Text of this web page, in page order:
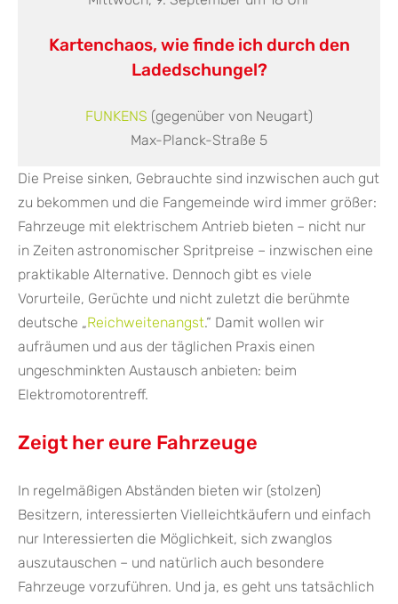
Kartenchaos, wie finde ich durch den
Ladedschungel?
FUNKENS (gegenüber von Neugart)
Max-Planck-Straße 5
Die Preise sinken, Gebrauchte sind inzwischen auch gut
zu bekommen und die Fangemeinde wird immer größer:
Fahrzeuge mit elektrischem Antrieb bieten – nicht nur
in Zeiten astronomischer Spritpreise – inzwischen eine
praktikable Alternative. Dennoch gibt es viele
Vorurteile, Gerüchte und nicht zuletzt die berühmte
deutsche „Reichweitenangst.“ Damit wollen wir
aufräumen und aus der täglichen Praxis einen
ungeschminkten Austausch anbieten: beim
Elektromotorentreff.
Zeigt her eure Fahrzeuge
In regelmäßigen Abständen bieten wir (stolzen)
Besitzern, interessierten Vielleichtkäufern und einfach
nur Interessierten die Möglichkeit, sich zwanglos
auszutauschen – und natürlich auch besondere
Fahrzeuge vorzuführen. Und ja, es geht uns tatsächlich